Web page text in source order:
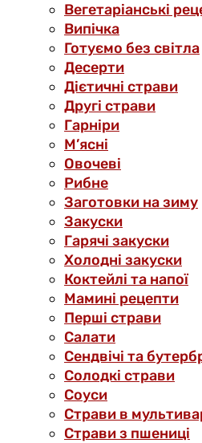
Вегетаріанські
Випічка
Готуємо без світла
Десерти
Дієтичні страви
Другі страви
Гарніри
М’ясні
Овочеві
Рибне
Заготовки на зиму
Закуски
Гарячі закуски
Холодні закуски
Коктейлі та напої
Мамині рецепти
Перші страви
Салати
Сендвічі та
Солодкі страви
Соуси
Страви в
Страви з пшениці